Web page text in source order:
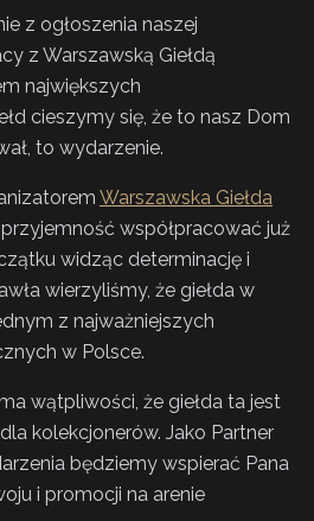
z ogłoszenia naszej
z Warszawską Giełdą
największych
cieszymy się, że to nasz Dom
to wydarzenie.
Warszawska Giełda
współpracować już
widząc determinację i
wierzyliśmy, że giełda w
z najważniejszych
w Polsce.
wątpliwości, że giełda ta jest
kolekcjonerów. Jako Partner
będziemy wspierać Pana
i promocji na arenie